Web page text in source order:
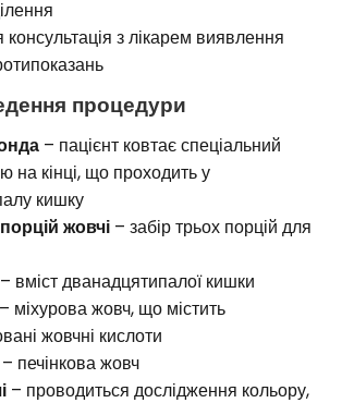
з лікарем виявлення
процедури
– пацієнт ковтає спеціальний
на кінці, що проходить у
кишку
жовчі – забір трьох порцій для
– вміст дванадцятипалої кишки
– міхурова жовч, що містить
жовчні кислоти
– печінкова жовч
– проводиться дослідження кольору,